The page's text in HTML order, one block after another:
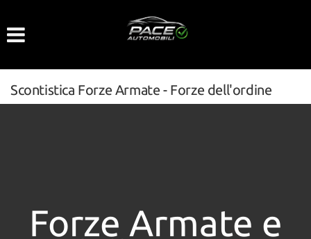
Scontistica Forze Armate - Forze dell'ordine
Forze Armate e
tue
Il
preferenze